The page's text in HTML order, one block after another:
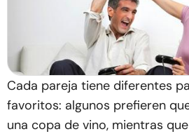
Cada pareja tiene diferentes
favoritos: algunos prefieren
una copa de vino, mientras